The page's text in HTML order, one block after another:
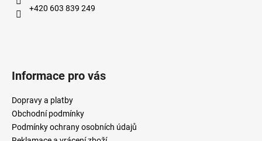
+420 603 839 249
Informace pro vás
Dopravy a platby
Obchodní podmínky
Podmínky ochrany osobních údajů